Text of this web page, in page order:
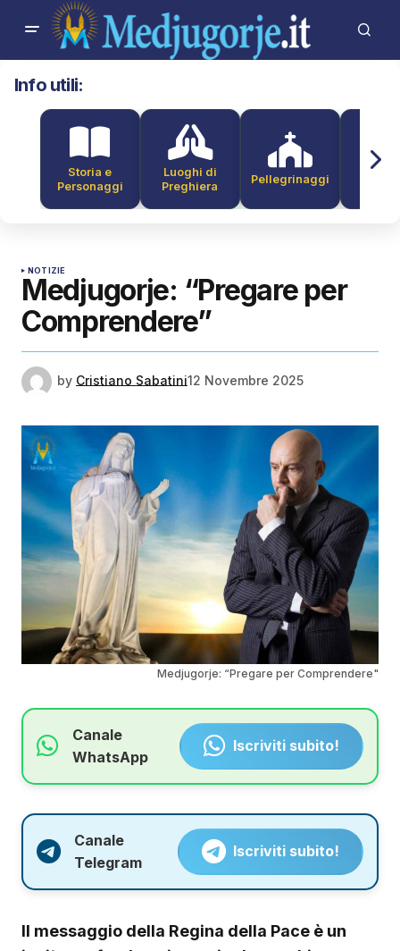
Info utili:
Storia e
Personaggi
Luoghi di
Preghiera
Pellegrinaggi
NOTIZIE
Medjugorje: “Pregare per
Comprendere”
by Cristiano Sabatini12 Novembre 2025
Medjugorje: “Pregare per Comprendere"
Canale
WhatsApp
Iscriviti subito!
Canale
Telegram
Iscriviti subito!
Il messaggio della Regina della Pace è un